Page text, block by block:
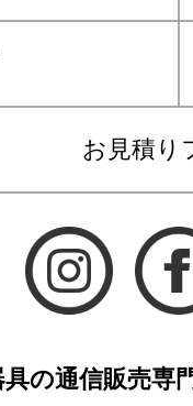
お見積り
具の通信販売